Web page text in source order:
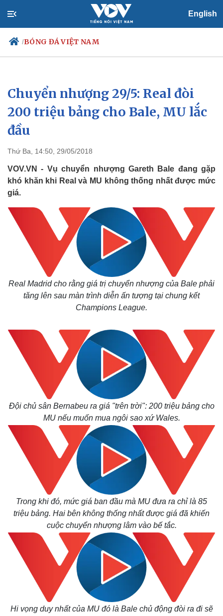
English
/BÓNG ĐÁ VIỆT NAM
Chính trị
Đảng
Tổ chức nhân sự
Quốc hội
Xã hội
Tin 24h
Dự báo thời tiết
Chuyển nhượng 29/5: Real đòi
200 triệu bảng cho Bale, MU lắc
đầu
Thứ Ba, 14:50, 29/05/2018
VOV.VN - Vụ chuyển nhượng Gareth Bale đang gặp
khó khăn khi Real và MU không thống nhất được mức
giá.
Real Madrid cho rằng giá trị chuyển nhượng của Bale phải
tăng lên sau màn trình diễn ấn tượng tại chung kết
Champions League.
Đội chủ sân Bernabeu ra giá "trên trời": 200 triệu bảng cho
MU nếu muốn mua ngôi sao xứ Wales.
Trong khi đó, mức giá ban đầu mà MU đưa ra chỉ là 85
triệu bảng. Hai bên không thống nhất được giá đã khiến
cuộc chuyển nhượng lâm vào bế tắc.
Hi vọng duy nhất của MU đó là Bale chủ động đòi ra đi sẽ